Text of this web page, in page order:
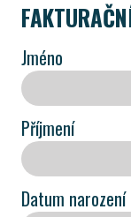
Jméno
Příjmení
Datum narození